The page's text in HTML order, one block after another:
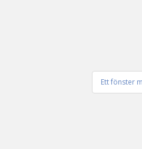
Ett fönster